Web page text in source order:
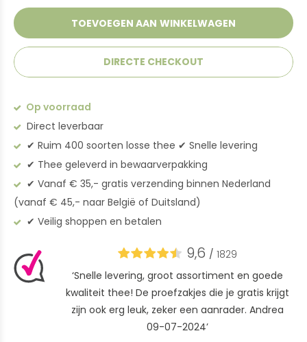
TOEVOEGEN AAN WINKELWAGEN
DIRECTE CHECKOUT
Op voorraad
Direct leverbaar
✔︎ Ruim 400 soorten losse thee ✔︎ Snelle levering
✔︎ Thee geleverd in bewaarverpakking
✔︎ Vanaf € 35,- gratis verzending binnen Nederland
(vanaf € 45,- naar België of Duitsland)
✔︎ Veilig shoppen en betalen
9,6 / 1829
‘Snelle levering, groot assortiment en goede
kwaliteit thee! De proefzakjes die je gratis krijgt
zijn ook erg leuk, zeker een aanrader. Andrea
09-07-2024’